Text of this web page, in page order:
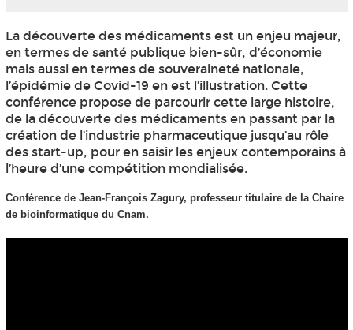
La découverte des médicaments est un enjeu majeur,
en termes de santé publique bien-sûr, d’économie
mais aussi en termes de souveraineté nationale,
l’épidémie de Covid-19 en est l’illustration. Cette
conférence propose de parcourir cette large histoire,
de la découverte des médicaments en passant par la
création de l’industrie pharmaceutique jusqu’au rôle
des start-up, pour en saisir les enjeux contemporains à
l’heure d’une compétition mondialisée.
Conférence de Jean-François Zagury, professeur titulaire de la Chaire
de bioinformatique du Cnam.